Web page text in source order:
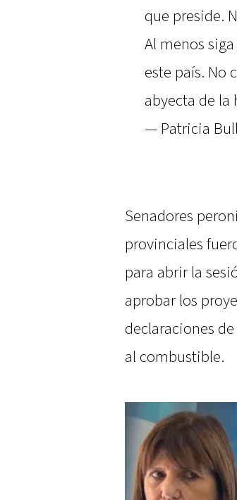
que preside.
Al menos
este país. No
abyecta de la
— Patricia
Senadores
provinciales
para abrir la
aprobar los
declaraciones
al combustible.